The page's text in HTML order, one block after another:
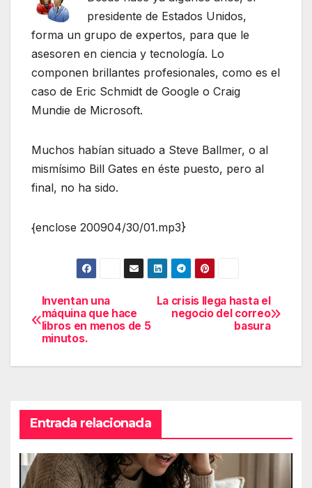
presidente de Estados Unidos,
forma un grupo de expertos, para que le
asesoren en ciencia y tecnología. Lo
componen brillantes profesionales, como es el
caso de Eric Schmidt de Google o Craig
Mundie de Microsoft.
Muchos habían situado a Steve Ballmer, o al
mismísimo Bill Gates en éste puesto, pero al
final, no ha sido.
{enclose 200904/30/01.mp3}
Navegación
de
entradas
La crisis llega hasta el
negocio del correo
basura
Inventan una
máquina que hace
libros en menos de 5
minutos.
Entrada relacionada